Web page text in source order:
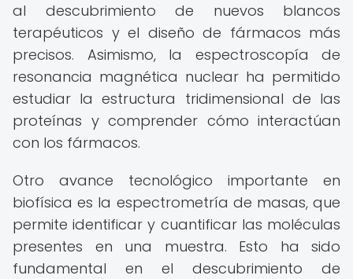
al descubrimiento de nuevos blancos
terapéuticos y el diseño de fármacos más
precisos. Asimismo, la espectroscopía de
resonancia magnética nuclear ha permitido
estudiar la estructura tridimensional de las
proteínas y comprender cómo interactúan
con los fármacos.
Otro avance tecnológico importante en
biofísica es la espectrometría de masas, que
permite identificar y cuantificar las moléculas
presentes en una muestra. Esto ha sido
fundamental en el descubrimiento de